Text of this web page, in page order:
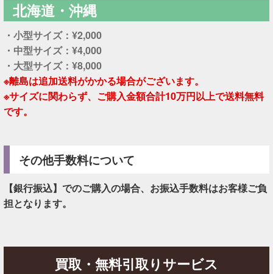
北海道・沖縄
・小型サイズ：¥2,000
・中型サイズ：¥4,000
・大型サイズ：¥8,000
※離島は追加送料がかかる場合がございます。
※サイズに関わらず、ご購入金額合計10万円以上で送料無料
です。
その他手数料について
【銀行振込】でのご購入の場合、お振込手数料はお客様ご負
担となります。
買取・無料引取りサービス